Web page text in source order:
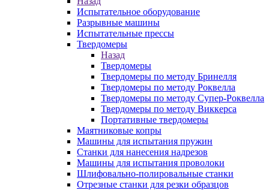
Испытательное оборудование
Разрывные машины
Испытательные прессы
Твердомеры
Назад
Твердомеры
Твердомеры по методу Бринелля
Твердомеры по методу Роквелла
Твердомеры по методу Супер-Роквелла
Твердомеры по методу Виккерса
Портативные твердомеры
Маятниковые копры
Машины для испытания пружин
Станки для нанесения надрезов
Машины для испытания проволоки
Шлифовально-полировальные станки
Отрезные станки для резки образцов